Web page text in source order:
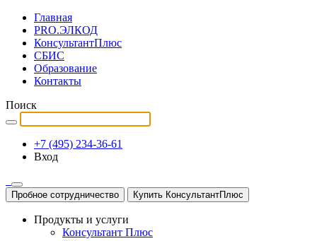
Главная
PRO.ЭЛКОД
КонсультантПлюс
СБИС
Образование
Контакты
Поиск
+7 (495) 234-36-61
Вход
Пробное сотрудничество Купить КонсультантПлюс
Продукты и услуги
Консультант Плюс